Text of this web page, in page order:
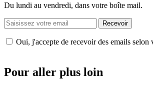
Du lundi au vendredi, dans votre boîte mail.
Recevoir
Oui, j'accepte de recevoir des emails selon
Pour aller plus loin